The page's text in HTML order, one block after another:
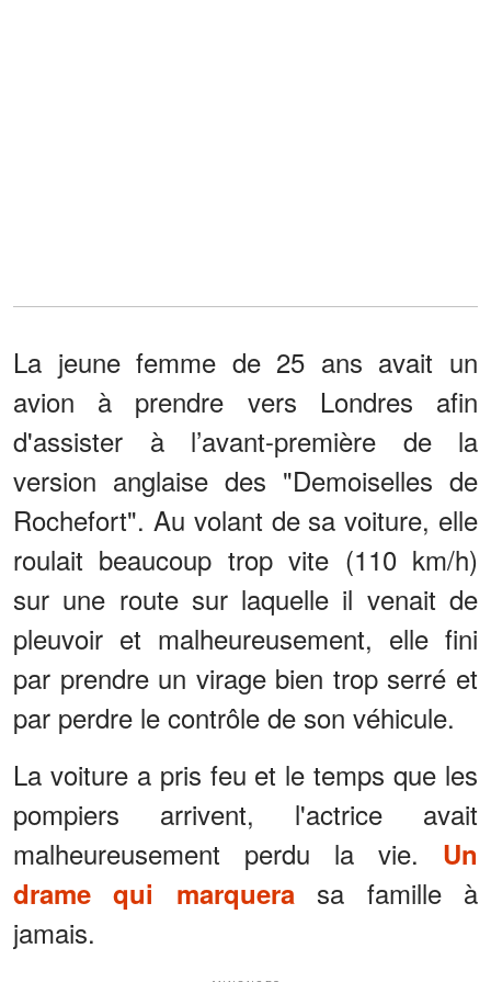
La jeune femme de 25 ans avait un
avion à prendre vers Londres afin
d'assister à l’avant-première de la
version anglaise des "Demoiselles de
Rochefort". Au volant de sa voiture, elle
roulait beaucoup trop vite (110 km/h)
sur une route sur laquelle il venait de
pleuvoir et malheureusement, elle fini
par prendre un virage bien trop serré et
par perdre le contrôle de son véhicule.
La voiture a pris feu et le temps que les
pompiers arrivent, l'actrice avait
malheureusement perdu la vie. Un
drame qui marquerasa famille à
jamais.